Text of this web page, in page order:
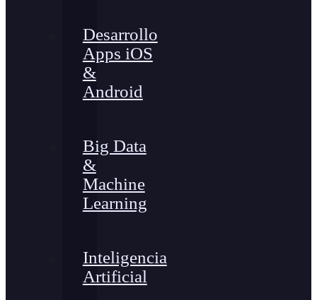
Desarrollo
Apps iOS
&
Android
Big Data
&
Machine
Learning
Inteligencia
Artificial